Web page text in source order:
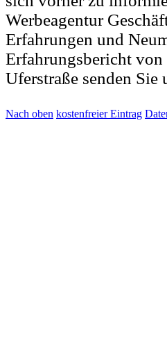
Werbeagentur
Erfahrungen und
Erfahrungsbericht
Uferstraße senden Sie
Nach oben kostenfreier Eintrag